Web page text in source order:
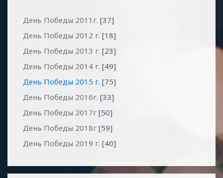
День Победы 2011г. [37]
День Победы 2012 г. [18]
День Победы 2013 г. [23]
День Победы 2014 г. [49]
День Победы 2015 г. [75]
День Победы 2016г. [33]
День Победы 2017г [50]
День Победы 2018г [59]
День Победы 2019 г. [40]